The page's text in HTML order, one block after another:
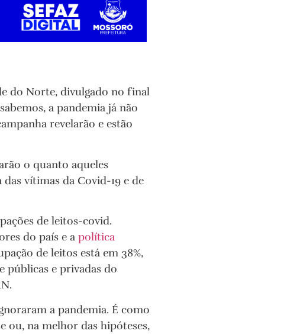
do Norte, divulgado no final
a pandemia já não
revelarão e estão
o quanto aqueles
vítimas da Covid-19 e de
de leitos-covid.
do país e a política
de leitos está em 38%,
públicas e privadas do
a pandemia. É como
ou, na melhor das hipóteses,